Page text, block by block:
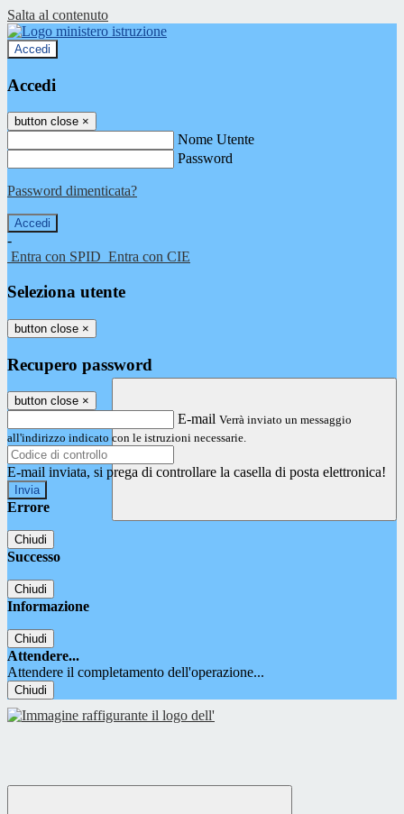
Salta al contenuto
Accedi
Accedi
button close ×
Nome Utente
Password
Password dimenticata?
-
Entra con SPID Entra con CIE
Seleziona utente
button close ×
Recupero password
button close ×
E-mail Verrà inviato un messaggio
all'indirizzo indicato con le istruzioni necessarie.
E-mail inviata, si prega di controllare la casella di posta elettronica!
Errore
Chiudi
Successo
Chiudi
Informazione
Chiudi
Attendere...
Attendere il completamento dell'operazione...
Chiudi